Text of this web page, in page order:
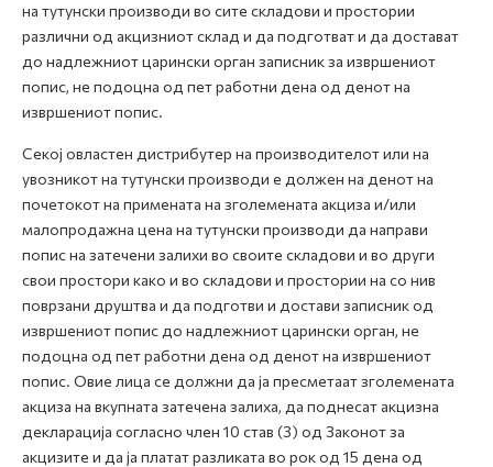
на тутунски производи во сите складови и простории
различни од акцизниот склад и да подготват и да достават
до надлежниот царински орган записник за извршениот
попис, не подоцна од пет работни дена од денот на
извршениот попис.
Секој овластен дистрибутер на производителот или на
увозникот на тутунски производи е должен на денот на
почетокот на примената на зголемената акциза и/или
малопродажна цена на тутунски производи да направи
попис на затечени залихи во своите складови и во други
свои простори како и во складови и простории на со нив
поврзани друштва и да подготви и достави записник од
извршениот попис до надлежниот царински орган, не
подоцна од пет работни дена од денот на извршениот
попис. Овие лица се должни да ја пресметаат зголемената
акциза на вкупната затечена залиха, да поднесат акцизна
декларација согласно член 10 став (3) од Законот за
акцизите и да ја платат разликата во рок од 15 дена од